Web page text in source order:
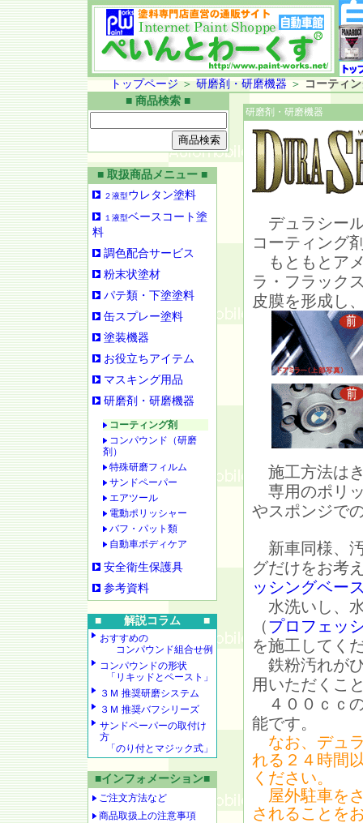
トップページ ＞ 研磨剤・研磨機器 ＞ コーティ
■ 商品検索 ■
■ 取扱商品メニュー ■
２液型ウレタン塗料
１液型ベースコート塗
料
調色配合サービス
粉末状塗材
パテ類・下塗塗料
缶スプレー塗料
塗装機器
お役立ちアイテム
マスキング用品
研磨剤・研磨機器
コーティング剤
コンパウンド（研磨
剤）
特殊研磨フィルム
サンドペーパー
エアツール
電動ポリッシャー
バフ・パット類
自動車ボディケア
安全衛生保護具
参考資料
■ 解説コラム ■
おすすめの
コンパウンド組合せ例
コンパウンドの形状
「リキッドとペースト」
３Ｍ 推奨研磨システム
３Ｍ 推奨バフシリーズ
サンドペーパーの取付け
方
「のり付とマジック式」
■インフォメーション■
ご注文方法など
商品取扱上の注意事項
研磨剤・研磨機器
デュラシー
コーティング
もともとア
ラ・フラック
皮膜を形成し
施工方法は
専用のポリ
やスポンジで
新車同様、
グだけをお考
ッシングベー
水洗いし、
（プロフェッ
を施工してく
鉄粉汚れが
用いただくこ
４００ｃｃ
能です。
なお、デュ
れる２４時間
ください。
屋外駐車を
されることを